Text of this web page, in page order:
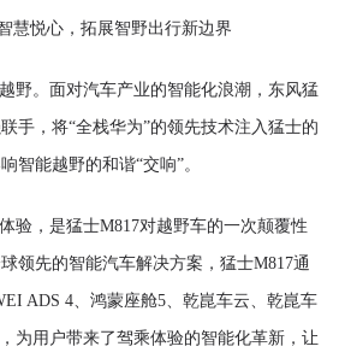
慧悦心，拓展智野出行新边界
野。面对汽车产业的智能化浪潮，东风猛
手，将“全栈华为”的领先技术注入猛士的
智能越野的和谐“交响”。
验，是猛士M817对越野车的一次颠覆性
领先的智能汽车解决方案，猛士M817通
ADS 4、鸿蒙座舱5、乾崑车云、乾崑车
为用户带来了驾乘体验的智能化革新，让